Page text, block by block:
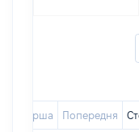
Перша Попередня